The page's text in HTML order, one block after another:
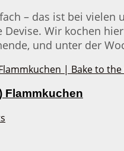
– das ist bei vielen
Devise. Wir kochen
und unter der
Flammkuchen